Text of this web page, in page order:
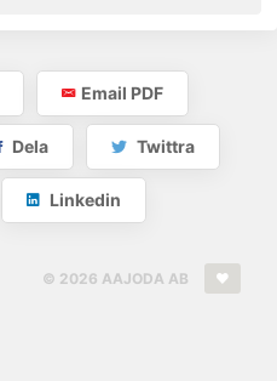
Email PDF
Dela Twittra
Linkedin
© 2026 AAJODA AB